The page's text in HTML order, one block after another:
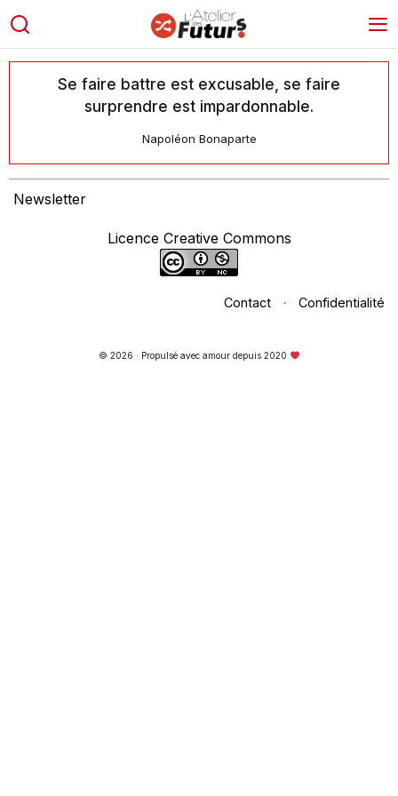
Se faire battre est excusable, se faire
surprendre est impardonnable.
Napoléon Bonaparte
Newsletter
Licence Creative Commons
Contact · Confidentialité
© 2026 · Propulsé avec amour depuis 2020